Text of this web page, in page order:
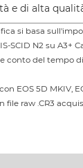
e di alta
si basa
SCID N2 su A3+
conto del tempo
EOS 5D MKIV,
file raw .CR3